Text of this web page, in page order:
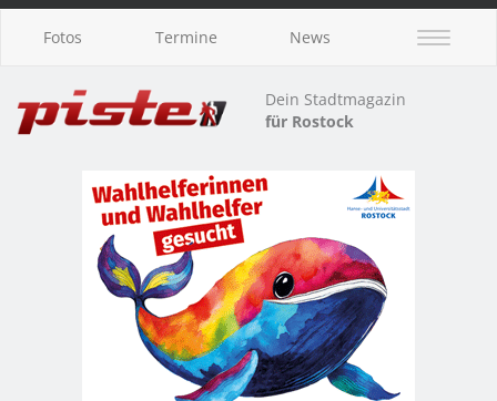
Fotos Termine News
Dein Stadtmagazin
für Rostock